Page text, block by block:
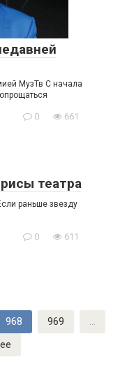
МузТв С начала
0 661
театра
раньше звезду
0 611
968 969